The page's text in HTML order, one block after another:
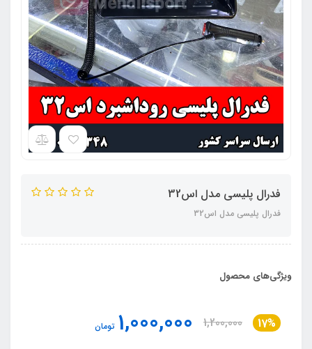
فدرال پلیسی مدل اس32
فدرال پلیسی مدل اس32
ویژگی‌های محصول
17%
1,200,000
1,000,000 تومان